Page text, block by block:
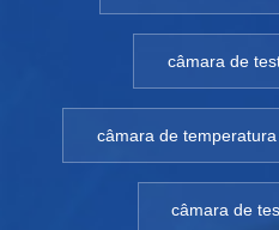
câmara de
câmara de
câmara de